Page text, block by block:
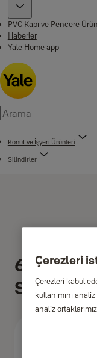
PVC Kapı ve Pencere
Haberler
Yale Home app
Konut ve İşyeri Ürünleri
Silindirler
650Çerezleri
Çerezleri kabul
kullanımını
analiz